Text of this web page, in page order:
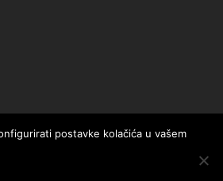
postavke kolačića u vašem